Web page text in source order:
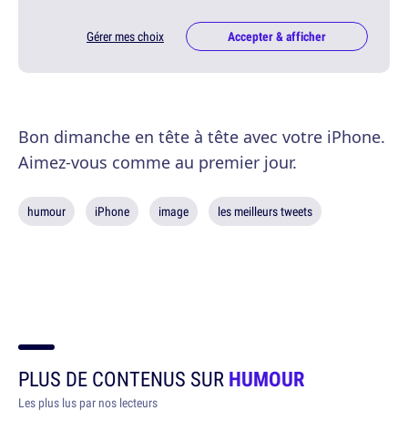
Gérer mes choix Accepter & afficher
Bon dimanche en tête à tête avec votre iPhone.
Aimez-vous comme au premier jour.
humour iPhone image les meilleurs tweets
PLUS DE CONTENUS SURHUMOUR
Les plus lus par nos lecteurs